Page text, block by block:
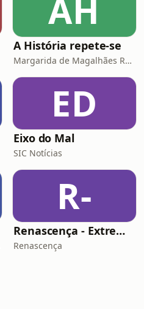
AH
A História repete-se
Margarida de Magalhães Ramalho e Lourenço Pereira Coutinho
ED
Eixo do Mal
SIC Notícias
R-
Renascença - Extremamente Desagradável
Renascença